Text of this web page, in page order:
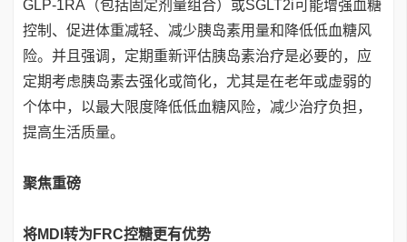
GLP-1RA（包括固定剂量组合）或SGLT2i可能增强血糖
控制、促进体重减轻、减少胰岛素用量和降低低血糖风
险。并且强调，定期重新评估胰岛素治疗是必要的，应
定期考虑胰岛素去强化或简化，尤其是在老年或虚弱的
个体中，以最大限度降低低血糖风险，减少治疗负担，
提高生活质量。
聚焦重磅
将MDI转为FRC控糖更有优势